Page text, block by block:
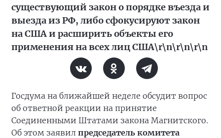
существующий закон о порядке въезда и
выезда из РФ, либо сфокусируют закон
на США и расширить объекты его
применения на всех лиц США\r\n\r\n\r\n
Госдума на ближайшей неделе обсудит вопрос
об ответной реакции на принятие
Соединенными Штатами закона Магнитского.
Об этом заявил председатель комитета